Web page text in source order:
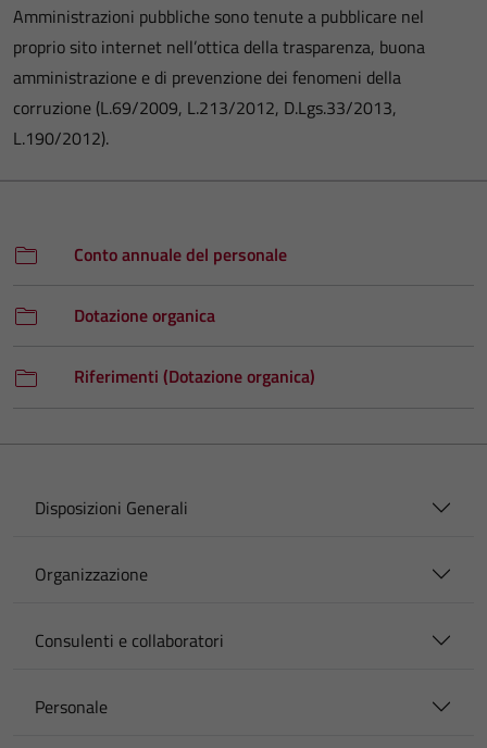
Amministrazioni pubbliche sono tenute a pubblicare nel
proprio sito internet nell’ottica della trasparenza, buona
amministrazione e di prevenzione dei fenomeni della
corruzione (L.69/2009, L.213/2012, D.Lgs.33/2013,
L.190/2012).
Conto annuale del personale
Dotazione organica
Riferimenti (Dotazione organica)
Disposizioni Generali
Organizzazione
Consulenti e collaboratori
Personale